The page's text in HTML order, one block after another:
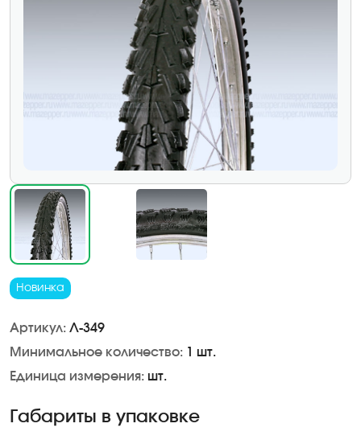
Новинка
Артикул: Л-349
Минимальное количество: 1 шт.
Единица измерения: шт.
Габариты в упаковке